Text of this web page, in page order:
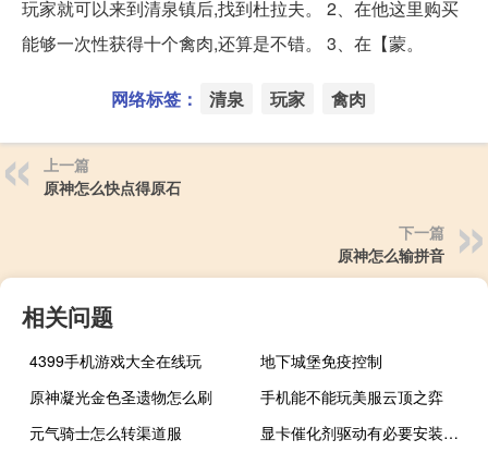
玩家就可以来到清泉镇后,找到杜拉夫。 2、在他这里购买
能够一次性获得十个禽肉,还算是不错。 3、在【蒙。
网络标签： 清泉 玩家 禽肉
上一篇
原神怎么快点得原石
下一篇
原神怎么输拼音
相关问题
4399手机游戏大全在线玩
地下城堡免疫控制
原神凝光金色圣遗物怎么刷
手机能不能玩美服云顶之弈
元气骑士怎么转渠道服
显卡催化剂驱动有必要安装吗（显卡催化剂有什么用）